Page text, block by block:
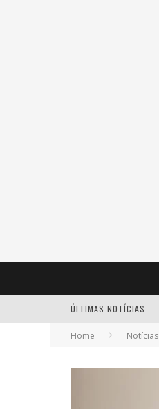
ÚLTIMAS NOTÍCIAS
Home Notícias